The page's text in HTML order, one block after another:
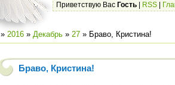
Приветствую Вас Гость RSS
» 2016 » Декабрь » 27 » Браво, Кристина!
Браво, Кристина!